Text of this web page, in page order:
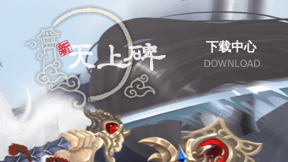
下载中心